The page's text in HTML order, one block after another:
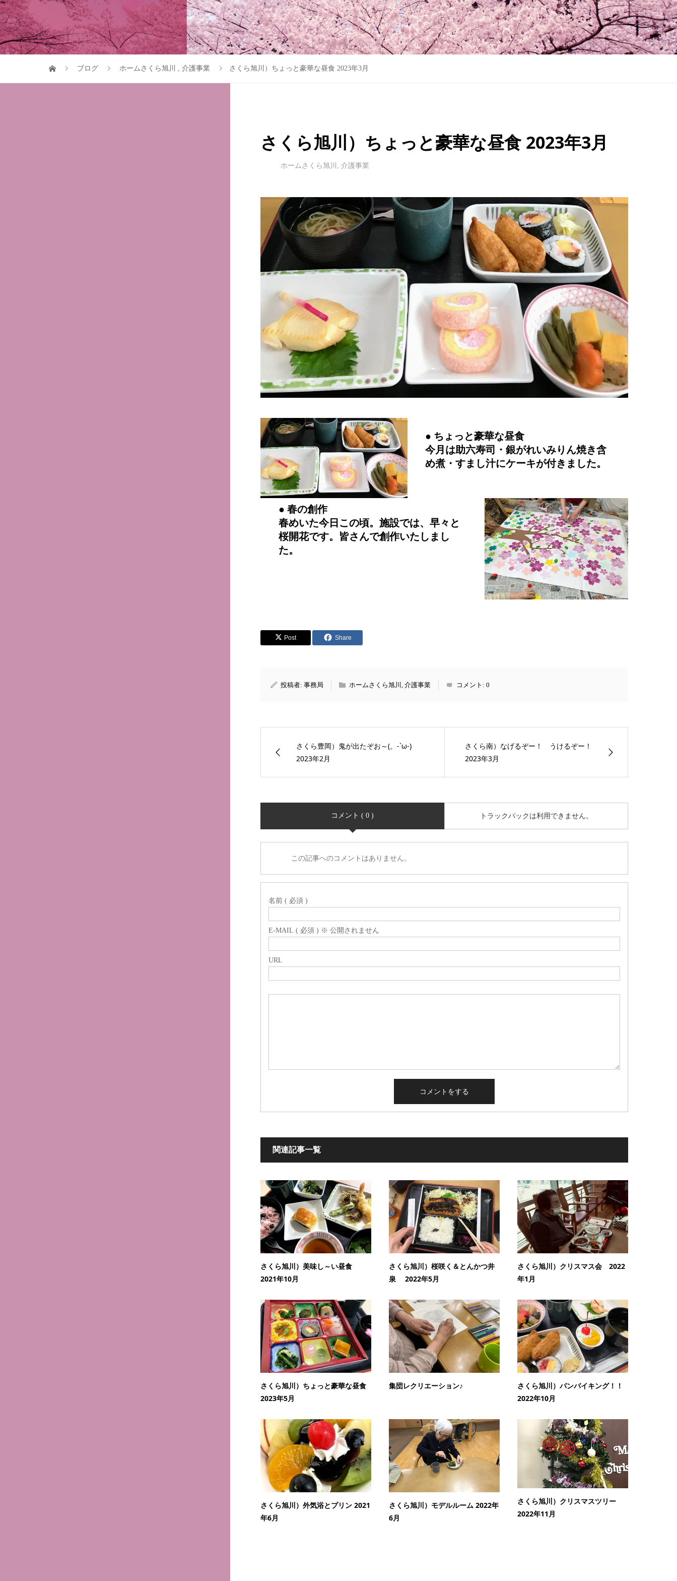
ブログ ホームさくら旭川 , 介護事業 さくら旭川）ちょっと豪華な昼食 2023年3月
さくら旭川）ちょっと豪華な昼食 2023年3月
ホームさくら旭川 , 介護事業
● ちょっと豪華な昼食
今月は助六寿司・銀がれいみりん焼き含
め煮・すまし汁にケーキが付きました。
● 春の創作
春めいた今日この頃。施設では、早々と
桜開花です。皆さんで創作いたしまし
た。
Post Share
投稿者: 事務局 ホームさくら旭川 介護事業 コメント: 0
さくら豊岡）鬼が出たぞお～(。-`ω-)
2023年2月
さくら南）なげるぞー！ うけるぞー！
2023年3月
コメント ( 0 ) トラックバックは利用できません。
この記事へのコメントはありません。
名前 ( 必須 )
E-MAIL ( 必須 ) ※ 公開されません
URL
関連記事一覧
さくら旭川）美味し～い昼食
2021年10月
さくら旭川）桜咲く＆とんかつ井
泉 2022年5月
さくら旭川）クリスマス会 2022
年1月
さくら旭川）ちょっと豪華な昼食
2023年5月
集団レクリエーション♪
さくら旭川）パンバイキング！！
2022年10月
さくら旭川）外気浴とプリン 2021
年6月
さくら旭川）モデルルーム 2022年
6月
さくら旭川）クリスマスツリー
2022年11月